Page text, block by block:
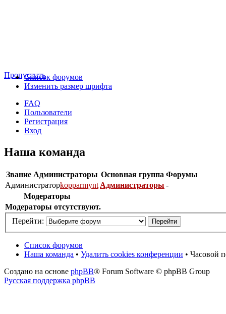
ПропуститьСписок форумов
Изменить размер шрифта
FAQ
Пользователи
Регистрация
Вход
Наша команда
Звание Администраторы Основная группа Форумы
Администраторkopparmynt Администраторы -
Модераторы
Модераторы отсутствуют.
Перейти:
Список форумов
Наша команда • Удалить cookies конференции • Часовой
Создано на основе phpBB® Forum Software © phpBB Group
Русская поддержка phpBB